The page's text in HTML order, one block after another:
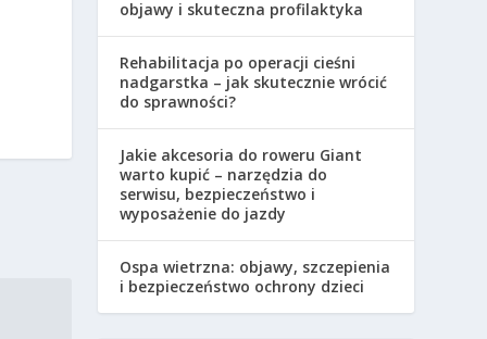
objawy i skuteczna profilaktyka
Rehabilitacja po operacji cieśni
nadgarstka – jak skutecznie wrócić
do sprawności?
Jakie akcesoria do roweru Giant
warto kupić – narzędzia do
serwisu, bezpieczeństwo i
wyposażenie do jazdy
Ospa wietrzna: objawy, szczepienia
i bezpieczeństwo ochrony dzieci